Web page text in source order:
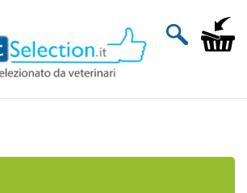
Carrello